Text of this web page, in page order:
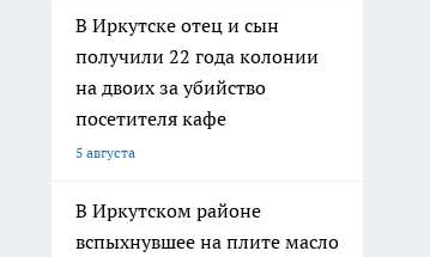
В Иркутске отец и сын
получили 22 года колонии
на двоих за убийство
посетителя кафе
5 августа
В Иркутском районе
вспыхнувшее на плите масло